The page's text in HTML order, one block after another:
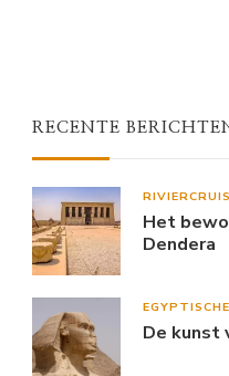
RECENTE
Het
Dendera
De kunst